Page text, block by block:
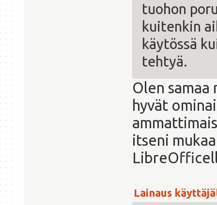
tuohon
kuitenkin
käytössä
tehtyä.
Olen
hyvät
itseni
Lainaus